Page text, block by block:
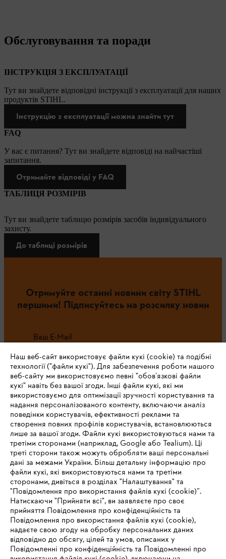
Обслуговування та поради
ІНСТРУКЦІЯ З ЕКСПЛУАТАЦІЇ
Тут ви знайдете відповідні інструкції з експлуатації для наших
продуктів STIHL.
Інструкцію з експлуатації можна знайти тут
FAQ
У вас є питання? Тут ви знайдете відповіді на найчастіші
запитання.
Отримайте відповіді у FAQ
ТАБЛИЦЯ РОЗМІРІВ
Тут ви знайдете таблицю розмірів засобів індивідуального
захисту.
До таблиці розмірів
Отримуйте останні новини світу STIHL
першими! Підписуйтесь на розсилку новин
Ваш E-Mail
Зареєструватись зараз
#STIHL
Про компанію STIHL
Наш веб-сайт використовує файли кукі (cookie) та подібні
технології ("файли кукі"). Для забезпечення роботи нашого
веб-сайту ми використовуємо певні "обов’язкові файли
кукі" навіть без вашої згоди. Інші файли кукі, які ми
використовуємо для оптимізації зручності користування та
надання персоналізованого контенту, включаючи аналіз
поведінки користувачів, ефективності реклами та
створення повних профілів користувачів, встановлюються
лише за вашої згоди. Файли кукі використовуються нами та
третіми сторонами (наприклад, Google або Tealium). Ці
треті сторони також можуть обробляти ваші персональні
дані за межами України. Більш детальну інформацію про
файли кукі, які використовуються нами та третіми
сторонами, дивіться в розділах "Налаштування" та
"Повідомлення про використання файлів кукі (cookie)”.
Натискаючи "Прийняти всі", ви заявляєте про своє
прийняття Повідомлення про конфіденційність та
Повідомлення про використання файлів кукі (cookie),
надаєте свою згоду на обробку персональних даних
відповідно до обсягу, цілей та умов, описаних у
Повідомленні про конфіденційність та Повідомленні про